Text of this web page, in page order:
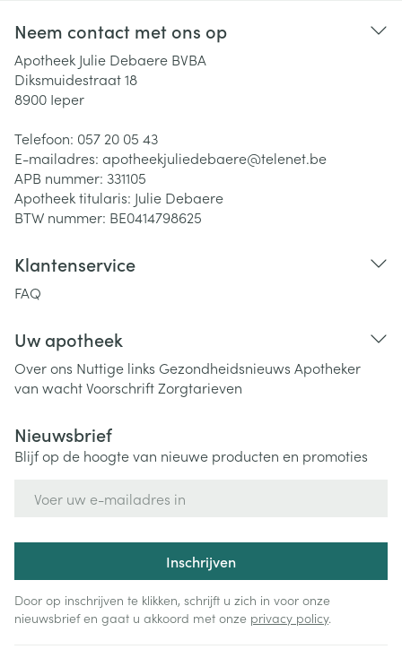
Neem contact met ons op
Apotheek Julie Debaere BVBA
Diksmuidestraat 18
8900 Ieper
Telefoon: 057 20 05 43
E-mailadres: apotheekjuliedebaere@telenet.be
APB nummer: 331105
Apotheek titularis: Julie Debaere
BTW nummer: BE0414798625
Klantenservice
FAQ
Uw apotheek
Over ons Nuttige links Gezondheidsnieuws Apotheker
van wachtVoorschriftZorgtarieven
Nieuwsbrief
Blijf op de hoogte van nieuwe producten en promoties
Inschrijven
Door op inschrijven te klikken, schrijft u zich in voor onze
nieuwsbrief en gaat u akkoord met onze privacy policy.